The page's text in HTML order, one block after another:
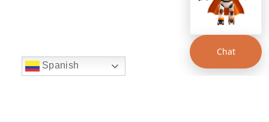
Spanish
Chat